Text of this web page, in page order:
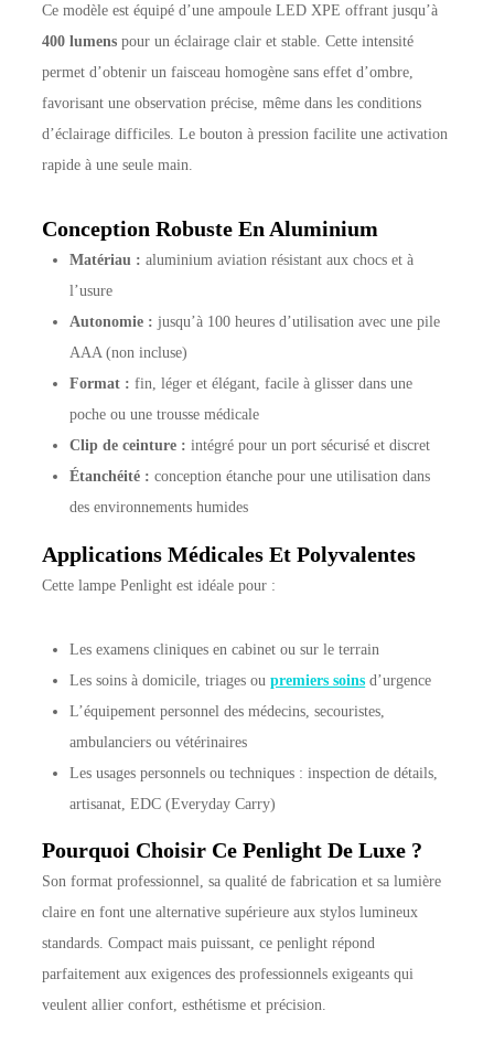
Ce modèle est équipé d’une ampoule LED XPE offrant jusqu’à
400 lumens pour un éclairage clair et stable. Cette intensité
permet d’obtenir un faisceau homogène sans effet d’ombre,
favorisant une observation précise, même dans les conditions
d’éclairage difficiles. Le bouton à pression facilite une activation
rapide à une seule main.
Conception Robuste En Aluminium
Matériau : aluminium aviation résistant aux chocs et à
l’usure
Autonomie : jusqu’à 100 heures d’utilisation avec une pile
AAA (non incluse)
Format : fin, léger et élégant, facile à glisser dans une
poche ou une trousse médicale
Clip de ceinture : intégré pour un port sécurisé et discret
Étanchéité : conception étanche pour une utilisation dans
des environnements humides
Applications Médicales Et Polyvalentes
Cette lampe Penlight est idéale pour :
Les examens cliniques en cabinet ou sur le terrain
Les soins à domicile, triages oupremiers soins d’urgence
L’équipement personnel des médecins, secouristes,
ambulanciers ou vétérinaires
Les usages personnels ou techniques : inspection de détails,
artisanat, EDC (Everyday Carry)
Pourquoi Choisir Ce Penlight De Luxe ?
Son format professionnel, sa qualité de fabrication et sa lumière
claire en font une alternative supérieure aux stylos lumineux
standards. Compact mais puissant, ce penlight répond
parfaitement aux exigences des professionnels exigeants qui
veulent allier confort, esthétisme et précision.